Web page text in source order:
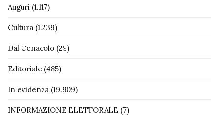
Auguri (1.117)
Cultura (1.239)
Dal Cenacolo (29)
Editoriale (485)
In evidenza (19.909)
INFORMAZIONE ELETTORALE (7)